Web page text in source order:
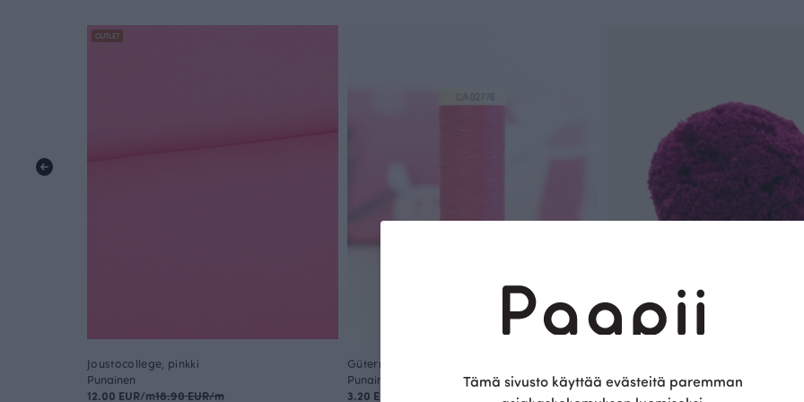
OUTLET
Joustocollege, pinkki
Punainen
12.00 EUR/m18.90 EUR/m
Gütermann ompelulanka, pinkki 382
Punainen
3.20 EUR
Violetti
1.50 EUR
Tämä sivusto käyttää evästeitä paremman